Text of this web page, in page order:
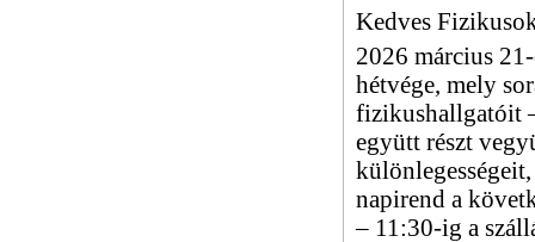
Kedves
2026 március
hétvége, mely
fizikushallgatóit
együtt részt
napirend a
– 11:30-ig a